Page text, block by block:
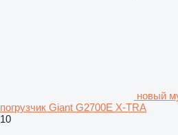
новый
погрузчик Giant G2700E X-TRA
10